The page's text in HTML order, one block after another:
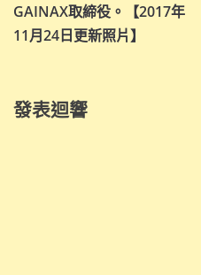
導
覽
GAINAX取締役。【2017年
11月24日更新照片】
發表迴響